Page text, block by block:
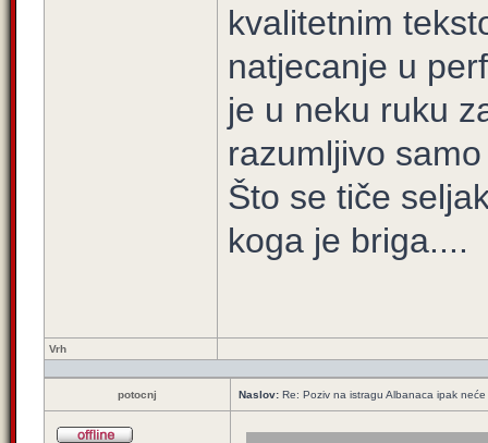
kvalitetnim
natjecanje u
je u neku ruku
razumljivo
Što se tiče
koga je briga....
Vrh
potocnj Naslov: Re: Poziv na istragu Albanaca ipak